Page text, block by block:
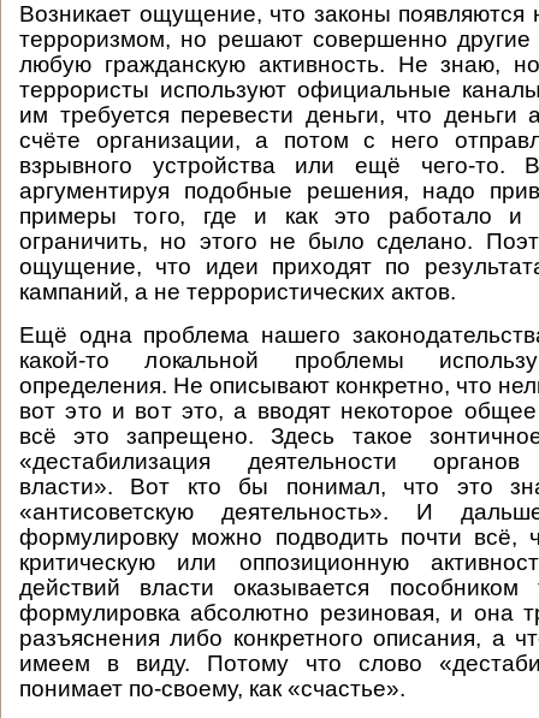
Возникает ощущение, что законы
терроризмом, но решают совершенно другие
любую гражданскую активность. Не знаю,
террористы используют официальные
им требуется перевести деньги, что деньги
счёте организации, а потом с него
взрывного устройства или ещё чего-то.
аргументируя подобные решения, надо
примеры того, где и как это работало и
ограничить, но этого не было сделано.
ощущение, что идеи приходят по
кампаний, а не террористических актов.
Ещё одна проблема нашего
какой-то локальной проблемы
определения. Не описывают конкретно, что
вот это и вот это, а вводят некоторое
всё это запрещено. Здесь такое
«дестабилизация деятельности органов
власти». Вот кто бы понимал, что это
«антисоветскую деятельность». И
формулировку можно подводить почти всё,
критическую или оппозиционную
действий власти оказывается пособником
формулировка абсолютно резиновая, и она
разъяснения либо конкретного описания, а
имеем в виду. Потому что слово
понимает по-своему, как «счастье».